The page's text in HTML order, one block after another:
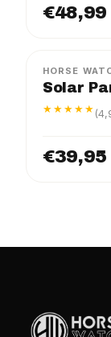
€48,99
HORSE
Solar
★★★★★
€39,95